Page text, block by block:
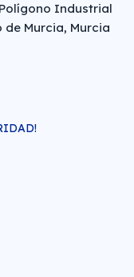
Industrial
de Murcia, Murcia